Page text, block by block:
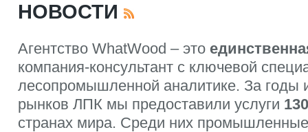
НОВОСТИ
Агентство WhatWood – это
компания-консультант с ключевой
лесопромышленной аналитике. За годы
рынков ЛПК мы предоставили услуги 130
странах мира. Среди них